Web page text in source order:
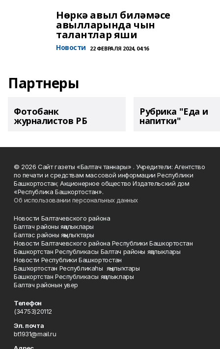
Нөркә авыл биләмәсе
авылларында чын
талантлар яши
Новости 22 ФЕВРАЛЯ 2024, 04:16
Партнеры
Фотобанк
журналистов РБ
Рубрика "Еда и
напитки"
© 2026 Сайт газеты «Балтач таннары» . Учредители: Агентство
по печати и средствам массовой информации Республики
Башкортостан; Акционерное общество Издательский дом
«Республика Башкортостан».
Об использовании персональных данных
Новости Балтачевского района
Балтач районы яңалыклары
Балтас районы яңылыҡтары
Новости Балтачевского района Республики Башкортостан
Башкортстан Республикасы Балтач районы яңалыклары
Новости Республики Башкортостан
Башҡортостан Республикаһы яңылыҡтары
Башкортстан Республикасы яңалыклары
Балтач районын увер
Телефон
(34753)20112
Эл. почта
bt1931@mail.ru